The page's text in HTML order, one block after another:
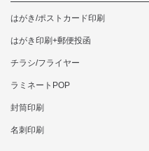
はがき/ポストカード印刷
はがき印刷+郵便投函
チラシ/フライヤー
ラミネートPOP
封筒印刷
名刺印刷